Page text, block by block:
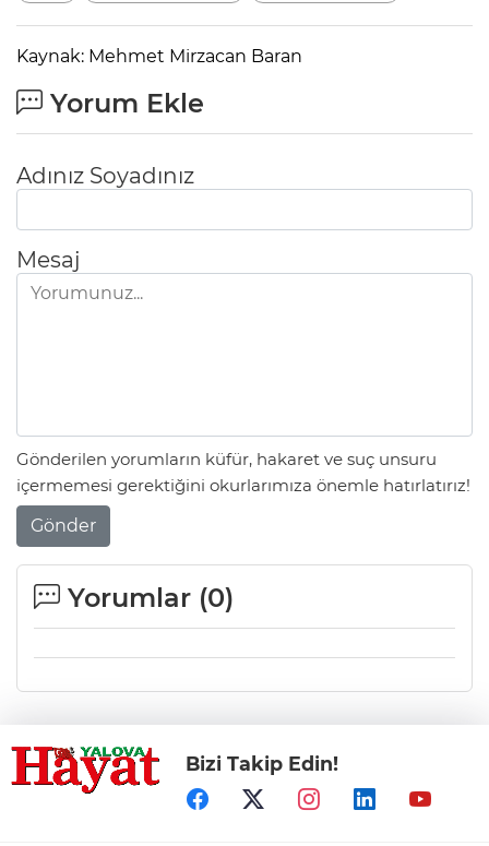
Kaynak: Mehmet Mirzacan Baran
Yorum Ekle
Adınız Soyadınız
Mesaj
Gönderilen yorumların küfür, hakaret ve suç unsuru
içermemesi gerektiğini okurlarımıza önemle hatırlatırız!
Gönder
Yorumlar (0)
Bizi Takip Edin!